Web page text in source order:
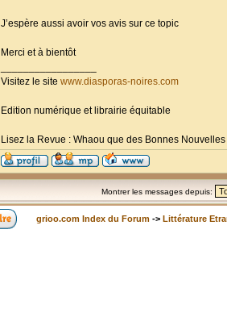
J’espère aussi avoir vos avis sur ce topic
Merci et à bientôt
Visitez le site www.diasporas-noires.com
Edition numérique et librairie équitable
Lisez la Revue : Whaou que des Bonnes
Montrer les messages depuis:
grioo.com Index du Forum -> Littérature